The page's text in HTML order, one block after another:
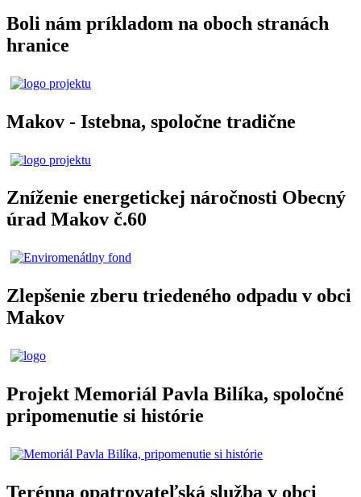
Boli nám príkladom na oboch stranách
hranice
Makov - Istebna, spoločne tradične
Zníženie energetickej náročnosti Obecný
úrad Makov č.60
Zlepšenie zberu triedeného odpadu v obci
Makov
Projekt Memoriál Pavla Bilíka, spoločné
pripomenutie si histórie
Terénna opatrovateľská služba v obci